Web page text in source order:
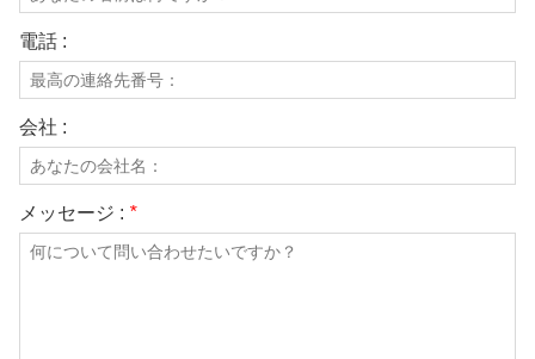
電話 :
会社 :
メッセージ : *